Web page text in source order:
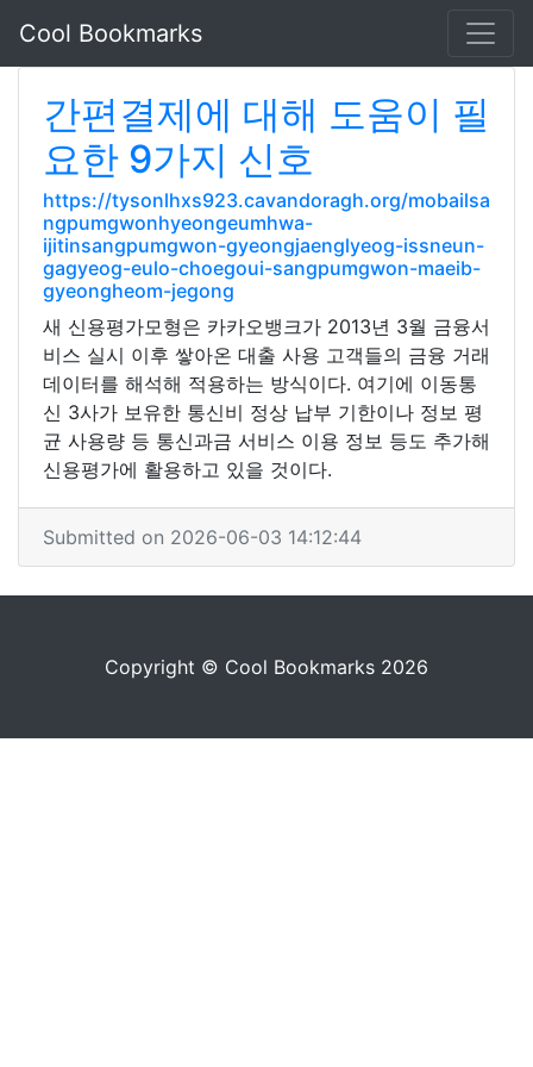
Cool Bookmarks
간편결제에 대해 도움이 필
요한 9가지 신호
https://tysonlhxs923.cavandoragh.org/mobailsa
ngpumgwonhyeongeumhwa-
ijitinsangpumgwon-gyeongjaenglyeog-issneun-
gagyeog-eulo-choegoui-sangpumgwon-maeib-
gyeongheom-jegong
새 신용평가모형은 카카오뱅크가 2013년 3월 금융서
비스 실시 이후 쌓아온 대출 사용 고객들의 금융 거래
데이터를 해석해 적용하는 방식이다. 여기에 이동통
신 3사가 보유한 통신비 정상 납부 기한이나 정보 평
균 사용량 등 통신과금 서비스 이용 정보 등도 추가해
신용평가에 활용하고 있을 것이다.
Submitted on 2026-06-03 14:12:44
Copyright © Cool Bookmarks 2026